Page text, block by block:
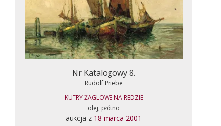
Nr Katalogowy 8.
Rudolf Priebe
KUTRY ŻAGLOWE NA REDZIE
olej, płótno
aukcja z 18 marca 2001